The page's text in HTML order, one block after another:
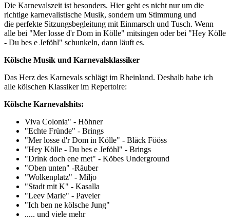
Die Karnevalszeit ist besonders. Hier geht es nicht nur um die
richtige karnevalistische Musik, sondern um Stimmung und
die perfekte Sitzungsbegleitung mit Einmarsch und Tusch. Wenn
alle bei "Mer losse d'r Dom in Kölle" mitsingen oder bei "Hey Kölle
- Du bes e Jeföhl" schunkeln, dann läuft es.
Kölsche Musik und Karnevalsklassiker
Das Herz des Karnevals schlägt im Rheinland. Deshalb habe ich
alle kölschen Klassiker im Repertoire:
Kölsche Karnevalshits:
Viva Colonia" - Höhner
"Echte Fründe" - Brings
"Mer losse d'r Dom in Kölle" - Bläck Fööss
"Hey Kölle - Du bes e Jeföhl" - Brings
"Drink doch ene met" - Köbes Underground
"Oben unten" -Räuber
"Wolkenplatz" - Miljo
"Stadt mit K" - Kasalla
"Leev Marie" - Paveier
"Ich ben ne kölsche Jung"
..... und viele mehr